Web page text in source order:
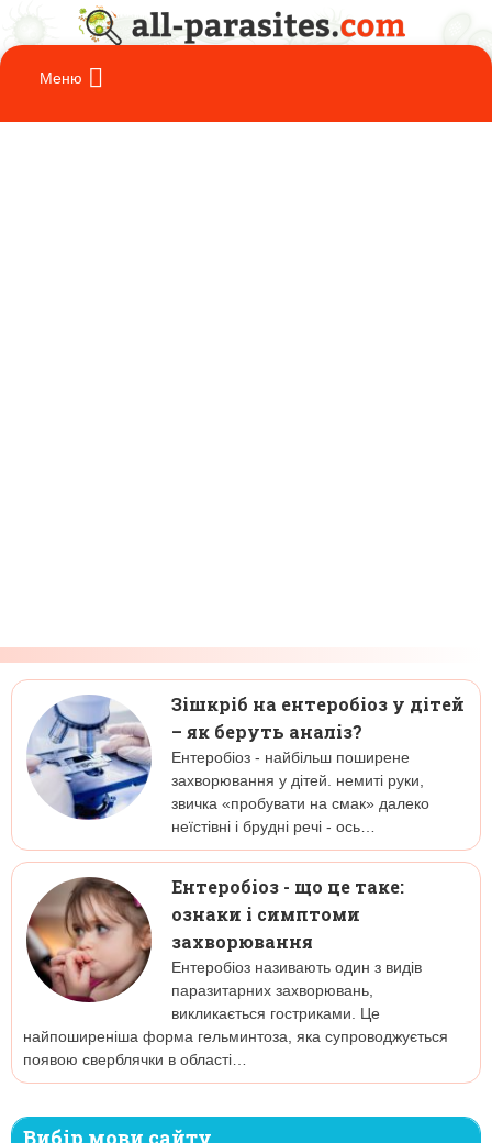
Зішкріб на ентеробіоз у дітей
– як беруть аналіз?
Ентеробіоз - найбільш поширене
захворювання у дітей. немиті руки,
звичка «пробувати на смак» далеко
неїстівні і брудні речі - ось…
Ентеробіоз - що це таке:
ознаки і симптоми
захворювання
Ентеробіоз називають один з видів
паразитарних захворювань,
викликається гостриками. Це
найпоширеніша форма гельминтоза, яка супроводжується
появою сверблячки в області…
Вибір мови сайту